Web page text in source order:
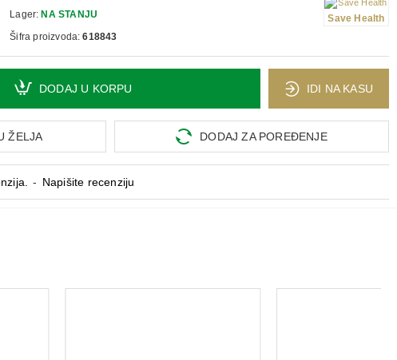
- Napišite recenziju
Lager: NA STANJU
Šifra proizvoda: 618843
Save Health
DODAJ U KORPU IDI NA KASU
ŽELJA DODAJ ZA POREĐENJE